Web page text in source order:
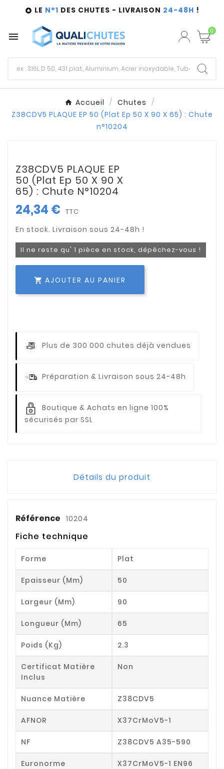
 LE N°1 DES CHUTES - LIVRAISON 24-48H !
 0
Accueil
Chutes
Z38CDV5 PLAQUE EP 50 (Plat Ep 50 X 90 X 65) : Chute
n°10204
Z38CDV5 PLAQUE EP
50 (Plat Ep 50 X 90 X
65) : Chute N°10204
24,34 € TTC
Il ne reste qu' 1 pièce en stock, dépêchez-vous !
 AJOUTER AU PANIER
Plus de 300 000 chutes déjà vendues
Préparation & Livraison sous 24-48h
Boutique & Achats en ligne 100%
sécurisés par SSL
Détails du produit
Référence 10204
Fiche technique
Forme Plat
Epaisseur (mm) 50
Largeur (mm) 90
Longueur (mm) 65
Poids (kg) 2.3
Certificat Matière
Inclus
Non
Nuance Matière Z38CDV5
AFNOR X37CrMoV5-1
NF Z38CDV5 A35-590
Euronorme X37CrMoV5-1 EN96